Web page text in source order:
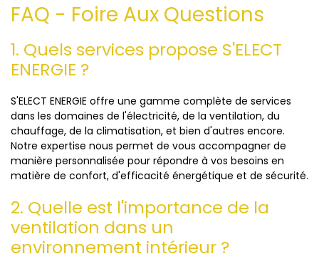
FAQ - Foire Aux Questions
1. Quels services propose S'ELECT
ENERGIE ?
S'ELECT ENERGIE offre une gamme complète de services
dans les domaines de l'électricité, de la ventilation, du
chauffage, de la climatisation, et bien d'autres encore.
Notre expertise nous permet de vous accompagner de
manière personnalisée pour répondre à vos besoins en
matière de confort, d'efficacité énergétique et de sécurité.
2. Quelle est l'importance de la
ventilation dans un
environnement intérieur ?